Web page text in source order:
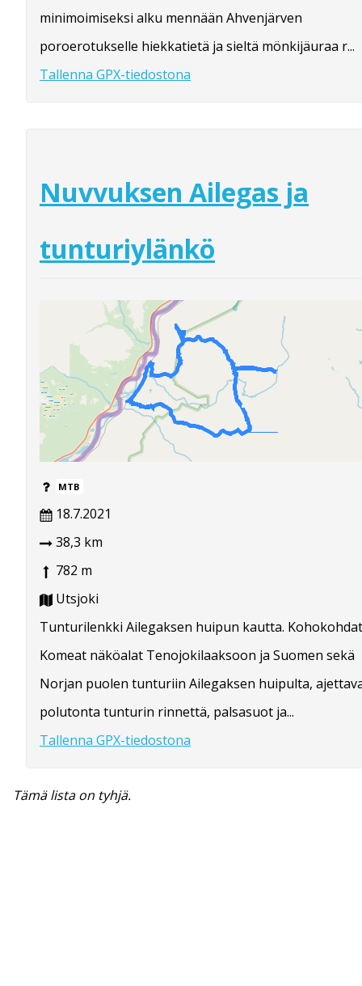
minimoimiseksi alku mennään Ahvenjärven
poroerotukselle hiekkatietä ja sieltä mönkijäuraa r...
Tallenna GPX-tiedostona
Nuvvuksen Ailegas ja
tunturiylänkö
MTB
18.7.2021
38,3 km
782 m
Utsjoki
Tunturilenkki Ailegaksen huipun kautta.
Komeat näköalat Tenojokilaaksoon ja Suomen sekä
Norjan puolen tunturiin Ailegaksen huipulta,
polutonta tunturin rinnettä, palsasuot ja...
Tallenna GPX-tiedostona
Tämä lista on tyhjä.